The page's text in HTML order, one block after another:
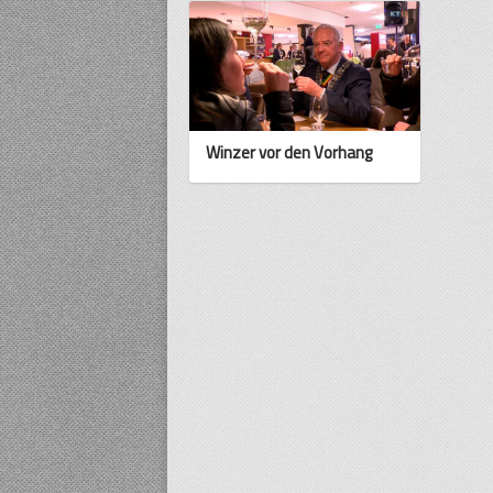
Winzer vor den Vorhang